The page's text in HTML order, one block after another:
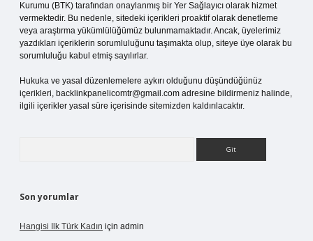
Kurumu (BTK) tarafından onaylanmış bir Yer Sağlayıcı olarak hizmet
vermektedir. Bu nedenle, sitedeki içerikleri proaktif olarak denetleme
veya araştırma yükümlülüğümüz bulunmamaktadır. Ancak, üyelerimiz
yazdıkları içeriklerin sorumluluğunu taşımakta olup, siteye üye olarak bu
sorumluluğu kabul etmiş sayılırlar.
Hukuka ve yasal düzenlemelere aykırı olduğunu düşündüğünüz
içerikleri, backlinkpanelicomtr@gmail.com adresine bildirmeniz halinde,
ilgili içerikler yasal süre içerisinde sitemizden kaldırılacaktır.
Son yorumlar
Hangisi Ilk Türk Kadın için admin